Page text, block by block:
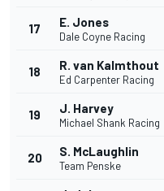
17 E. Jones
Dale Coyne Racing
18 R. van Kalmthout
Ed Carpenter Racing
19 J. Harvey
Michael Shank Racing
20 S. McLaughlin
Team Penske